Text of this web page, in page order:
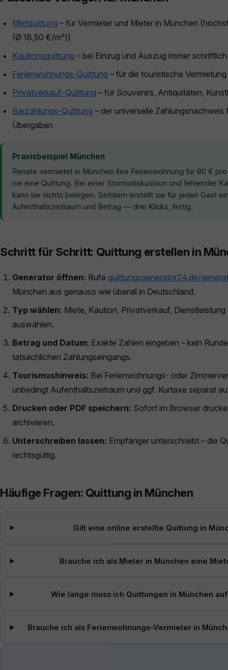
Mietquittung – für Vermieter und Mieter in München
(Ø 18,50 €/m²))
Kautionsquittung – bei Einzug und Auszug immer
Ferienwohnungs-Quittung – für die touristische
Privatverkauf-Quittung – für Souvenirs, Antiquitäten,
Barzahlungs-Quittung – der universelle Zahlungsnachweis
Übergaben
Praxisbeispiel München
Renate vermietet in München ihre Ferienwohnung für 80 €
nie eine Quittung. Bei einer Stornodiskussion und fehlender
kann sie nichts belegen. Seitdem erstellt sie für jeden Gast
Aufenthaltszeitraum und Betrag — drei Klicks, fertig.
Schritt für Schritt: Quittung erstellen in
Generator öffnen: Rufe quittungsgenerator24.de/
München aus genauso wie überall in Deutschland.
Typ wählen: Miete, Kaution, Privatverkauf,
auswählen.
Betrag und Datum: Exakte Zahlen eingeben – kein
tatsächlichen Zahlungseingangs.
Tourismushinweis: Bei Ferienwohnungs- oder
unbedingt Aufenthaltszeitraum und ggf. Kurtaxe separat
Drucken oder PDF speichern: Sofort im Browser
archivieren.
Unterschreiben lassen: Empfänger unterschreibt – die
rechtsgültig.
Häufige Fragen: Quittung in München
Gilt eine online erstellte Quittung in
Brauche ich als Mieter in München eine
Wie lange muss ich Quittungen in München
Brauche ich als Ferienwohnungs-Vermieter in